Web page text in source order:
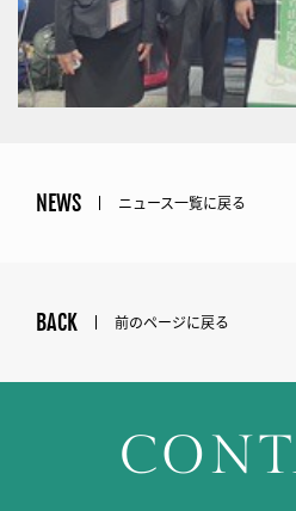
NEWS ニュース一覧に戻る
BACK 前のページに戻る